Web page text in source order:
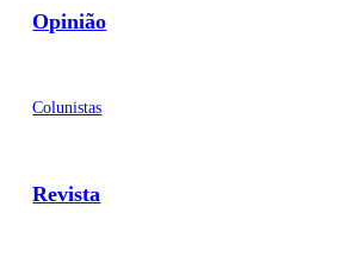
Opinião
Colunistas
Revista